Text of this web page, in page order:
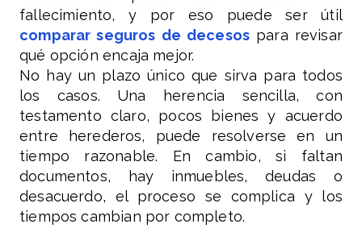
fallecimiento, y por eso puede ser útil
comparar seguros de decesos para revisar
qué opción encaja mejor.
No hay un plazo único que sirva para todos
los casos. Una herencia sencilla, con
testamento claro, pocos bienes y acuerdo
entre herederos, puede resolverse en un
tiempo razonable. En cambio, si faltan
documentos, hay inmuebles, deudas o
desacuerdo, el proceso se complica y los
tiempos cambian por completo.